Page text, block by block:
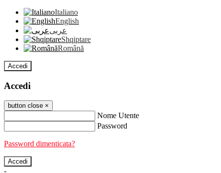
Italiano
English
عربى
Shqiptare
Română
Accedi
Accedi
button close ×
Nome Utente
Password
Password dimenticata?
-